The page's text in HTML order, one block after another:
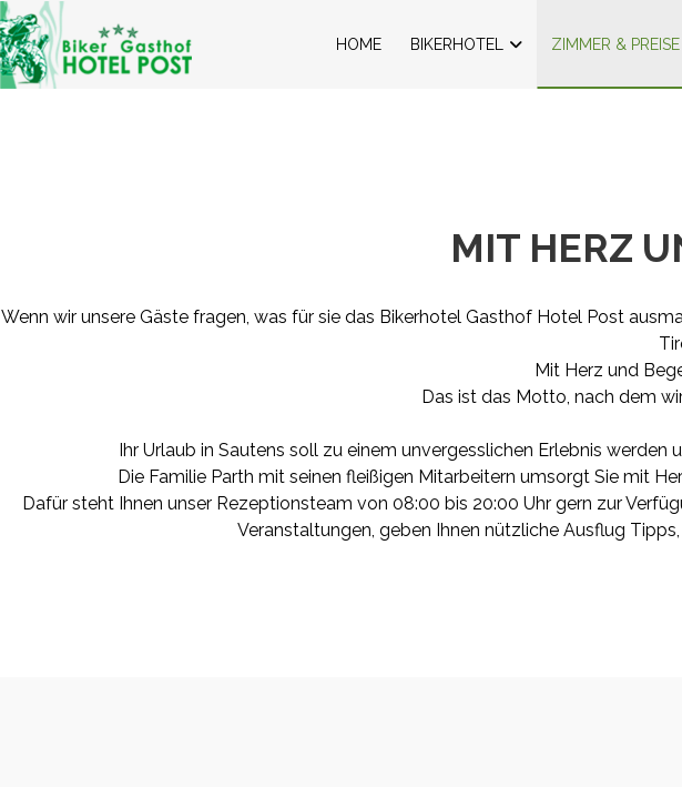
HOME BIKERHOTEL ZIMMER & PREISE
MIT HERZ
Wenn wir unsere Gäste fragen, was für sie das Bikerhotel Gasthof Hotel Post
Mit Herz und
Das ist das Motto, nach dem
Ihr Urlaub in Sautens soll zu einem unvergesslichen Erlebnis
Die Familie Parth mit seinen fleißigen Mitarbeitern umsorgt Sie mit
Dafür steht Ihnen unser Rezeptionsteam von 08:00 bis 20:00 Uhr gern zur
Veranstaltungen, geben Ihnen nützliche Ausflug